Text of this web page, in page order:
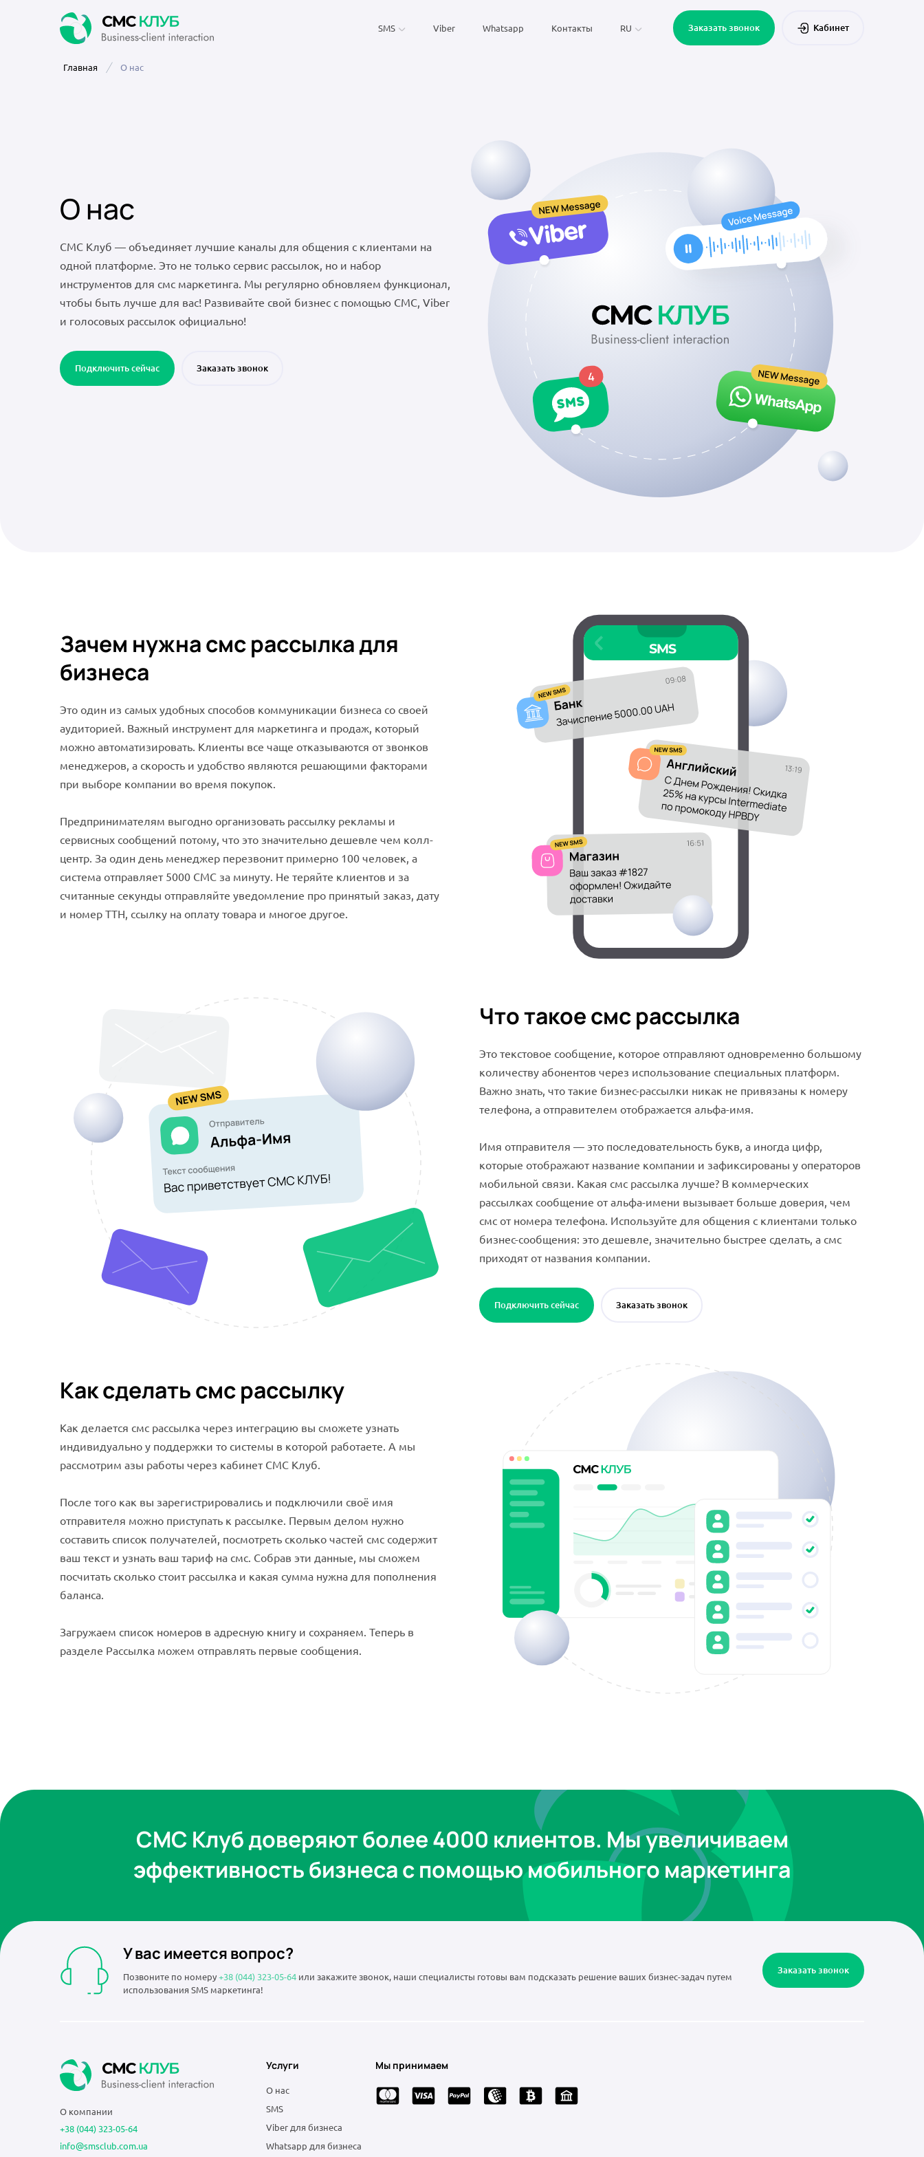
SMS Viber Whatsapp Контакты RU Заказать звонок Кабинет
Главная О нас
О нас
СМС Клуб — объединяет лучшие каналы для общения с клиентами на
одной платформе. Это не только сервис рассылок, но и набор
инструментов для смс маркетинга. Мы регулярно обновляем функционал,
чтобы быть лучше для вас! Развивайте свой бизнес с помощью СМС, Viber
и голосовых рассылок официально!
Подключить сейчас Заказать звонок
Зачем нужна смс рассылка для
бизнеса
Это один из самых удобных способов коммуникации бизнеса со своей
аудиторией. Важный инструмент для маркетинга и продаж, который
можно автоматизировать. Клиенты все чаще отказываются от звонков
менеджеров, а скорость и удобство являются решающими факторами
при выборе компании во время покупок.
Предпринимателям выгодно организовать рассылку рекламы и
сервисных сообщений потому, что это значительно дешевле чем колл-
центр. За один день менеджер перезвонит примерно 100 человек, а
система отправляет 5000 СМС за минуту. Не теряйте клиентов и за
считанные секунды отправляйте уведомление про принятый заказ, дату
и номер ТТН, ссылку на оплату товара и многое другое.
Что такое смс рассылка
Это текстовое сообщение, которое отправляют одновременно большому
количеству абонентов через использование специальных платформ.
Важно знать, что такие бизнес-рассылки никак не привязаны к номеру
телефона, а отправителем отображается альфа-имя.
Имя отправителя — это последовательность букв, а иногда цифр,
которые отображают название компании и зафиксированы у операторов
мобильной связи. Какая смс рассылка лучше? В коммерческих
рассылках сообщение от альфа-имени вызывает больше доверия, чем
смс от номера телефона. Используйте для общения с клиентами только
бизнес-сообщения: это дешевле, значительно быстрее сделать, а смс
приходят от названия компании.
Подключить сейчас Заказать звонок
Как сделать смс рассылку
Как делается смс рассылка через интеграцию вы сможете узнать
индивидуально у поддержки то системы в которой работаете. А мы
рассмотрим азы работы через кабинет СМС Клуб.
После того как вы зарегистрировались и подключили своё имя
отправителя можно приступать к рассылке. Первым делом нужно
составить список получателей, посмотреть сколько частей смс содержит
ваш текст и узнать ваш тариф на смс. Собрав эти данные, мы сможем
посчитать сколько стоит рассылка и какая сумма нужна для пополнения
баланса.
Загружаем список номеров в адресную книгу и сохраняем. Теперь в
разделе Рассылка можем отправлять первые сообщения.
СМС Клуб доверяют более 4000 клиентов. Мы увеличиваем
эффективность бизнеса с помощью мобильного маркетинга
У вас имеется вопрос?
Позвоните по номеру+38 (044) 323-05-64 или закажите звонок, наши специалисты готовы вам подсказать решение ваших бизнес-задач путем
использования SMS маркетинга!
Заказать звонок
О компании
+38 (044) 323-05-64
info@smsclub.com.ua
Услуги
О нас
SMS
Viber для бизнеса
Whatsapp для бизнеса
Мы принимаем